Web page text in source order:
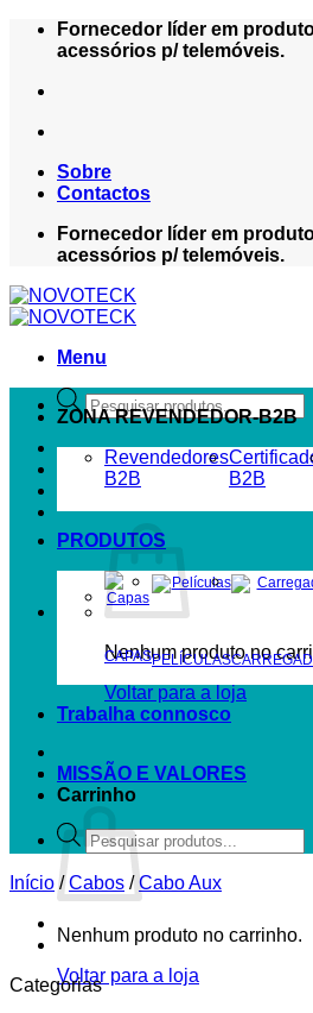
Skip
Fornecedor líder em
acessórios p/ telemóveis.
Sobre
Contactos
Fornecedor líder em
acessórios p/ telemóveis.
Menu
Products
search
Nenhum produto no
Voltar para a loja
Carrinho
Nenhum produto no carrinho.
Voltar para a loja
ZONA REVENDEDOR-B2B
Revendedores
B2B
B2B
PRODUTOS
CAPASPELÍCULAS
Trabalha connosco
MISSÃO E VALORES
Products
search
Início / Cabos / Cabo Aux
Categorias